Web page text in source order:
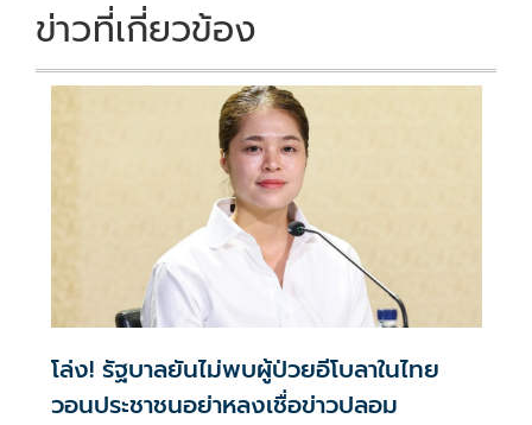
ข่าวที่เกี่ยวข้อง
โล่ง! รัฐบาลยันไม่พบผู้ป่วยอีโบลาในไทย
วอนประชาชนอย่าหลงเชื่อข่าวปลอม